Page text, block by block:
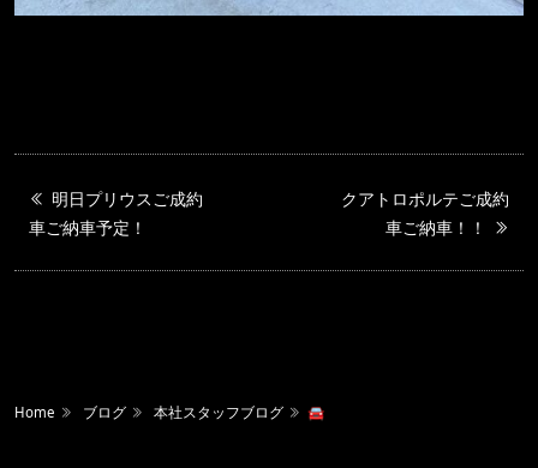
明日プリウスご成約
車ご納車予定！
クアトロポルテご成約
車ご納車！！
Home ブログ 本社スタッフブログ 🚘